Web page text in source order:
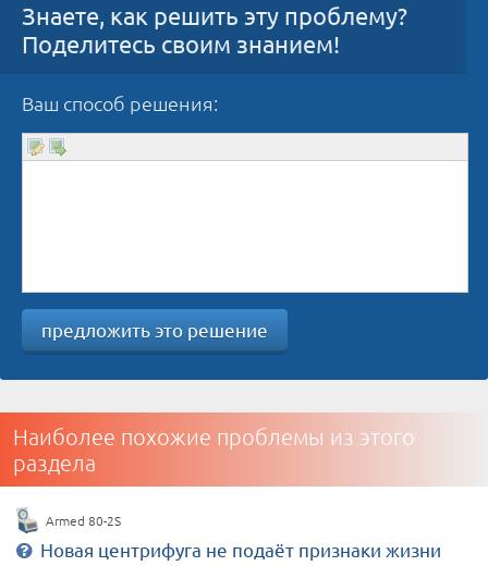
Знаете, как решить эту проблему?
Поделитесь своим знанием!
Ваш способ решения:
предложить это решение
Наиболее похожие проблемы из этого
раздела
Armed 80-2S
Новая центрифуга не подаёт признаки жизни